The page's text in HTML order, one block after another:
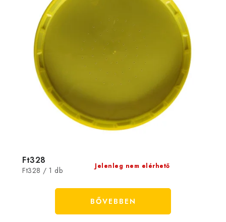
Jelenleg nem elérhető
Ft328
Egységár:
Ft328 / 1 db
BŐVEBBEN